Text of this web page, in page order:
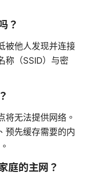
？
被他人发现并连接
称（SSID）与密
将无法提供网络。
预先缓存需要的内
庭的主网？